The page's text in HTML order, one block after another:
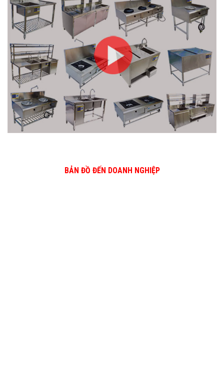
BẢN ĐỒ ĐẾN DOANH NGHIỆP